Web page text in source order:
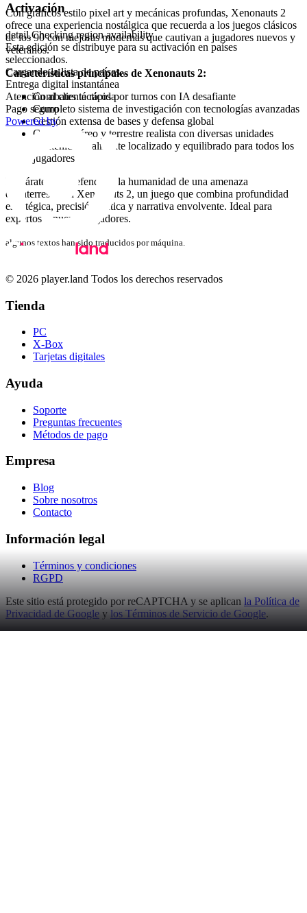
Con gráficos estilo pixel art y mecánicas profundas, Xenonauts 2
ofrece una experiencia nostálgica que recuerda a los juegos clásicos
de los 90 con mejoras modernas que cautivan a jugadores nuevos y
veteranos.
Características principales de Xenonauts 2:
Combates tácticos por turnos con IA desafiante
Completo sistema de investigación con tecnologías avanzadas
Gestión extensa de bases y defensa global
Combate aéreo y terrestre realista con diversas unidades
Contenido totalmente localizado y equilibrado para todos los
jugadores
Prepárate para defender a la humanidad de una amenaza
extraterrestre en Xenonauts 2, un juego que combina profundidad
estratégica, precisión táctica y narrativa envolvente. Ideal para
expertos y nuevos jugadores.
algunos textos han sido traducidos por máquina.
Activación
detail.Checking region availability
Esta edición se distribuye para su activación en países
seleccionados.
Cargando la lista de países...
Entrega digital instantánea
Atención al cliente rápida
Pago seguro
Powered by
© 2026 player.land Todos los derechos reservados
Tienda
PC
X-Box
Tarjetas digitales
Ayuda
Soporte
Preguntas frecuentes
Métodos de pago
Empresa
Blog
Sobre nosotros
Contacto
Información legal
Términos y condiciones
RGPD
Este sitio está protegido por reCAPTCHA y se aplican la Política de
Privacidad de Google y los Términos de Servicio de Google.